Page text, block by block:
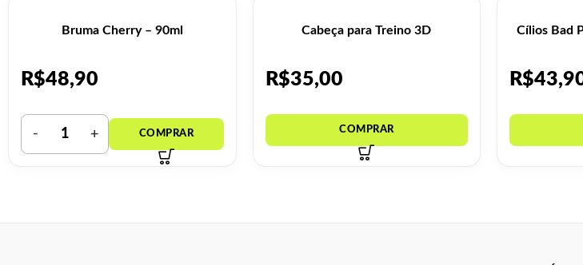
Bruma Cherry – 90ml
R$48,90
Cabeça para Treino 3D
R$35,00
Cílios Bad
R$